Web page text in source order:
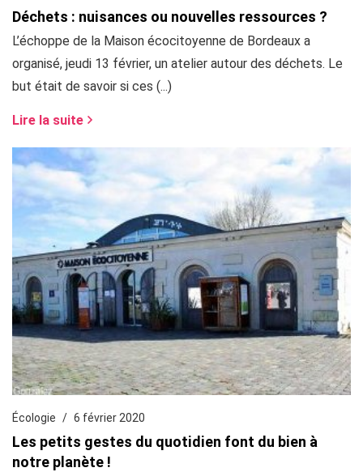
Déchets : nuisances ou nouvelles ressources ?
L’échoppe de la Maison écocitoyenne de Bordeaux a
organisé, jeudi 13 février, un atelier autour des déchets. Le
but était de savoir si ces (...)
Lire la suite
Écologie 6 février 2020
Les petits gestes du quotidien font du bien à
notre planète !